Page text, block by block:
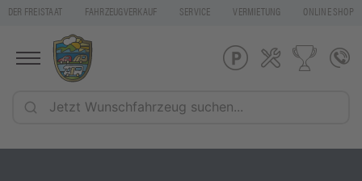
DER FREISTAAT FAHRZEUGVERKAUF SERVICE VERMIETUNG ONLINE SHOP